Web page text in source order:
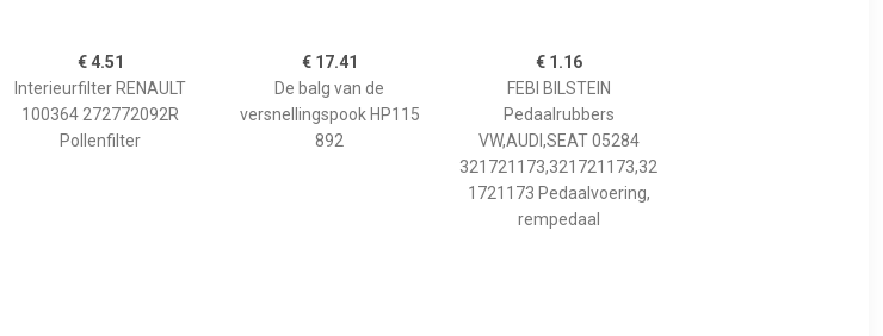
€ 4.51
Interieurfilter RENAULT
100364 272772092R
Pollenfilter
€ 17.41
De balg van de
versnellingspook HP115
892
€ 1.16
FEBI BILSTEIN
Pedaalrubbers
VW,AUDI,SEAT 05284
321721173,321721173,32
1721173 Pedaalvoering,
rempedaal